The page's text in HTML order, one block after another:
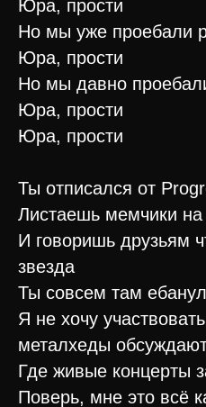
Юра, прости
Но мы уже проебали
Юра, прости
Но мы давно
Юра, прости
Юра, прости
Ты отписался от
Листаешь мемчики
И говоришь друзьям
звезда
Ты совсем там
Я не хочу
металхеды
Где живые концерты
Поверь, мне это всё